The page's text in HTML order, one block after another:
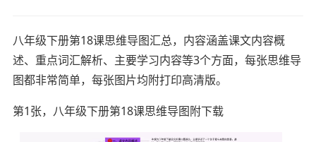
八年级下册第18课思维导图汇总，内容涵盖课文内容概
述、重点词汇解析、主要学习内容等3个方面，每张思维导
图都非常简单，每张图片均附打印高清版。
第1张，八年级下册第18课思维导图附下载